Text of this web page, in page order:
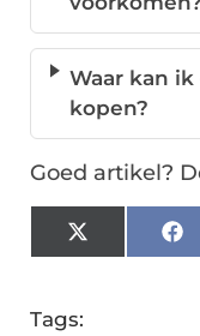
Waar kan
kopen?
Goed artikel?
X
(Twitter)
Tags: